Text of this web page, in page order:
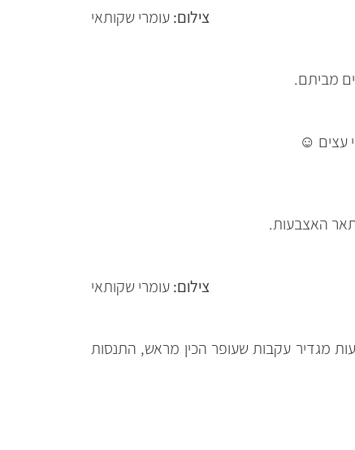
צילום:עומרי שקותאי
מביתם.
צילום:עומרי שקותאי
מגדיר עקבות שעופר הכין מראש, התנסות